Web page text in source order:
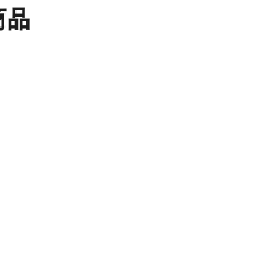
品